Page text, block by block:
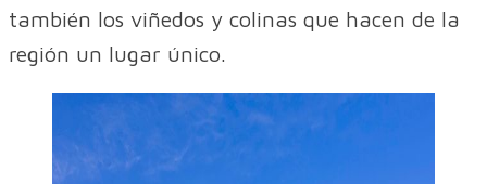
también los viñedos y colinas que hacen de la
región un lugar único.